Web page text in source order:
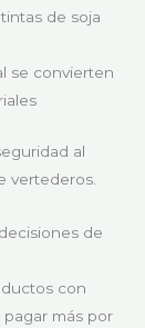
de soja
se convierten
al
vertederos.
de
con
más por